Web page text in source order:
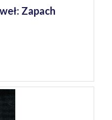
Zapach